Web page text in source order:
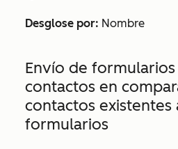
Desglose por: Nombre
Envío de
contactos en
contactos existentes
formularios